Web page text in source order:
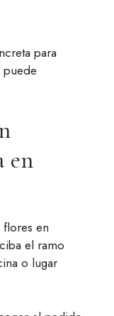
para
puede
en
flores en
el ramo
o lugar